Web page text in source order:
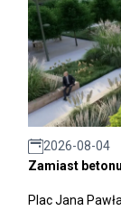
2026-08-04
Zamiast
Plac Jana